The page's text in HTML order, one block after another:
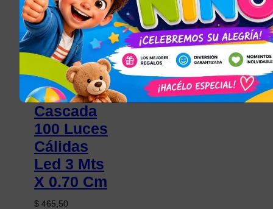
ILUMINACIÓN
Cortina
Cascada
100 Luces
Cálidas
Led 3 Mts
X 0.70 Cm
$ 465,50